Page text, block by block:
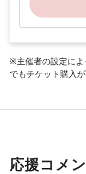
※主催者の設定によ
でもチケット購入が
応援コメ